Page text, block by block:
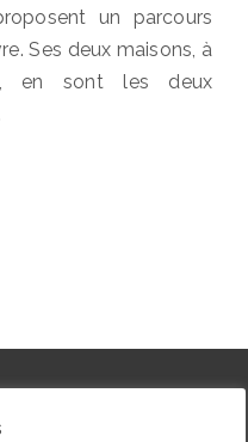
un parcours
Ses deux maisons, à
en sont les deux